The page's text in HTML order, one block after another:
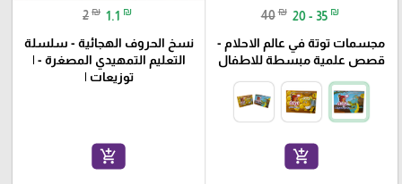
40 ₪ 20 - 35 ₪
مجسمات توتة في عالم الاحلام -
قصص علمية مبسطة للاطفال
add_shopping_cart
2 ₪ 1.1 ₪
نسخ الحروف الهجائية - سلسلة
التعليم التمهيدي المصغرة - |
توزيعات |
add_shopping_cart